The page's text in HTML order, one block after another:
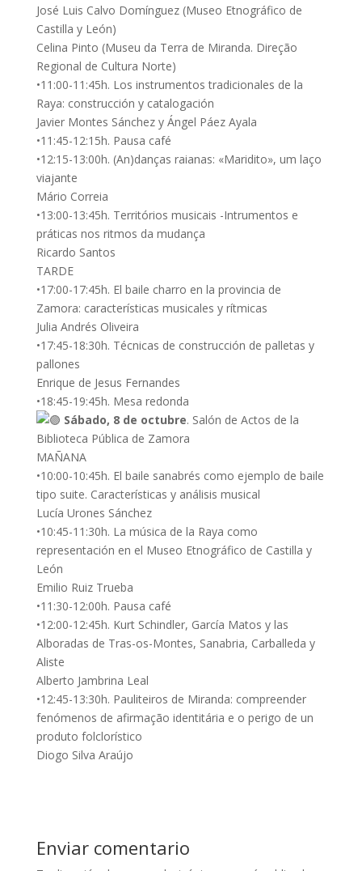
José Luis Calvo Domínguez (Museo Etnográfico de
Castilla y León)
Celina Pinto (Museu da Terra de Miranda. Direção
Regional de Cultura Norte)
•11:00-11:45h. Los instrumentos tradicionales de la
Raya: construcción y catalogación
Javier Montes Sánchez y Ángel Páez Ayala
•11:45-12:15h. Pausa café
•12:15-13:00h. (An)danças raianas: «Maridito», um laço
viajante
Mário Correia
•13:00-13:45h. Territórios musicais -Intrumentos e
práticas nos ritmos da mudança
Ricardo Santos
TARDE
•17:00-17:45h. El baile charro en la provincia de
Zamora: características musicales y rítmicas
Julia Andrés Oliveira
•17:45-18:30h. Técnicas de construcción de palletas y
pallones
Enrique de Jesus Fernandes
•18:45-19:45h. Mesa redonda
Sábado, 8 de octubre. Salón de Actos de la
Biblioteca Pública de Zamora
MAÑANA
•10:00-10:45h. El baile sanabrés como ejemplo de baile
tipo suite. Características y análisis musical
Lucía Urones Sánchez
•10:45-11:30h. La música de la Raya como
representación en el Museo Etnográfico de Castilla y
León
Emilio Ruiz Trueba
•11:30-12:00h. Pausa café
•12:00-12:45h. Kurt Schindler, García Matos y las
Alboradas de Tras-os-Montes, Sanabria, Carballeda y
Aliste
Alberto Jambrina Leal
•12:45-13:30h. Pauliteiros de Miranda: compreender
fenómenos de afirmação identitária e o perigo de un
produto folclorístico
Diogo Silva Araújo
Enviar comentario